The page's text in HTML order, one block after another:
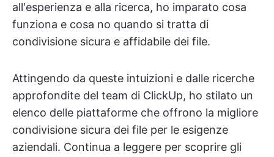
all'esperienza e alla ricerca, ho imparato cosa
funziona e cosa no quando si tratta di
condivisione sicura e affidabile dei file.
Attingendo da queste intuizioni e dalle ricerche
approfondite del team di ClickUp, ho stilato un
elenco delle piattaforme che offrono la migliore
condivisione sicura dei file per le esigenze
aziendali. Continua a leggere per scoprire gli